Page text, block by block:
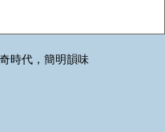
時代，簡明韻味